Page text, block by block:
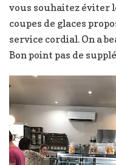
vous souhaitez éviter
coupes de glaces
service cordial. On a
Bon point pas de